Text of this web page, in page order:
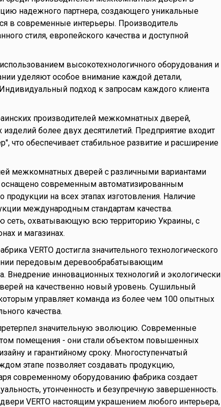
надежного партнера, создающего уникальные
в современные интерьеры. Производитель
стиля, европейского качества и доступной
высокотехнологичного оборудования и
уделяют особое внимание каждой детали,
подход к запросам каждого клиента
производителей межкомнатных дверей,
более двух десятилетий. Предприятие входит
что обеспечивает стабильное развитие и расширение
межкомнатных дверей с различными вариантами
современным автоматизированным
на всех этапах изготовления. Наличие
международным стандартам качества.
сеть, охватывающую всю территорию Украины, с
и магазинах.
VERTO достигла значительного технологического
передовым деревообрабатывающим
Внедрение инновационных технологий и экологически
на качественно новый уровень. Сушильный
управляет команда из более чем 100 опытных
качества.
значительную эволюцию. Современные
помещения - они стали объектом повышенных
и гарантийному сроку. Многоступенчатый
этапе позволяет создавать продукцию,
современному оборудованию фабрика создает
утонченность и безупречную завершенность.
VERTO настоящим украшением любого интерьера,